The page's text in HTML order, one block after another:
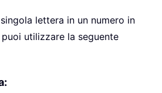
lettera in un numero in
utilizzare la seguente